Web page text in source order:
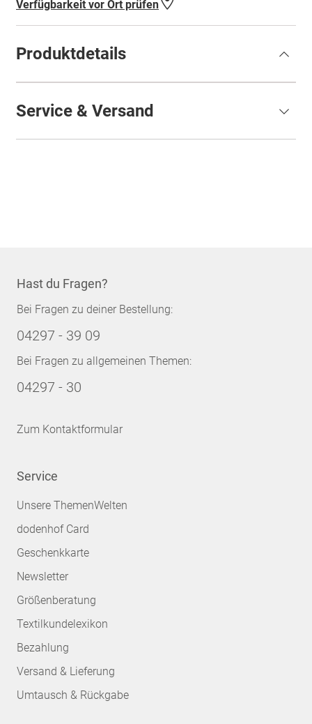
Verfügbarkeit vor Ort prüfen
Produktdetails
Service & Versand
Hast du Fragen?
Bei Fragen zu deiner Bestellung:
04297 - 39 09
Bei Fragen zu allgemeinen Themen:
04297 - 30
Zum Kontaktformular
Service
Unsere ThemenWelten
dodenhof Card
Geschenkkarte
Newsletter
Größenberatung
Textilkundelexikon
Bezahlung
Versand & Lieferung
Umtausch & Rückgabe